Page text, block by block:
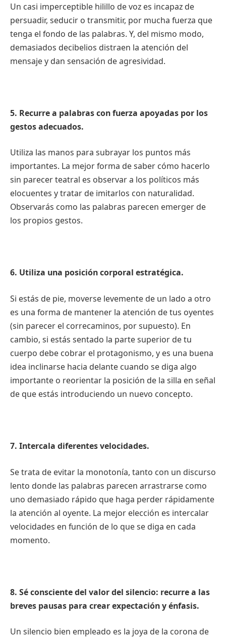
Un casi imperceptible hilillo de voz es incapaz de
persuadir, seducir o transmitir, por mucha fuerza que
tenga el fondo de las palabras. Y, del mismo modo,
demasiados decibelios distraen la atención del
mensaje y dan sensación de agresividad.
5. Recurre a palabras con fuerza apoyadas por los
gestos adecuados.
Utiliza las manos para subrayar los puntos más
importantes. La mejor forma de saber cómo hacerlo
sin parecer teatral es observar a los políticos más
elocuentes y tratar de imitarlos con naturalidad.
Observarás como las palabras parecen emerger de
los propios gestos.
6. Utiliza una posición corporal estratégica.
Si estás de pie, moverse levemente de un lado a otro
es una forma de mantener la atención de tus oyentes
(sin parecer el correcaminos, por supuesto). En
cambio, si estás sentado la parte superior de tu
cuerpo debe cobrar el protagonismo, y es una buena
idea inclinarse hacia delante cuando se diga algo
importante o reorientar la posición de la silla en señal
de que estás introduciendo un nuevo concepto.
7. Intercala diferentes velocidades.
Se trata de evitar la monotonía, tanto con un discurso
lento donde las palabras parecen arrastrarse como
uno demasiado rápido que haga perder rápidamente
la atención al oyente. La mejor elección es intercalar
velocidades en función de lo que se diga en cada
momento.
8. Sé consciente del valor del silencio: recurre a las
breves pausas para crear expectación y énfasis.
Un silencio bien empleado es la joya de la corona de